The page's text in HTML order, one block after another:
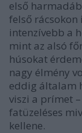
első
felső rácsokon
intenzívebb a
mint az alsó
húsokat
nagy élmény
eddig általam
viszi a prímet –
fatüzeléses
kellene.